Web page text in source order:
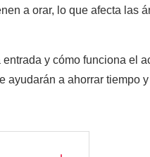
a orar, lo que afecta las
y cómo funciona el
ayudarán a ahorrar tiempo